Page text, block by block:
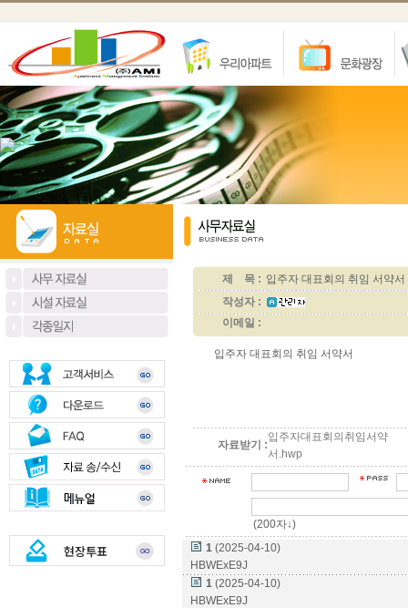
how_to_vote 현장투표 GO
제 목 : 입주자 대표회의 취임 서약서
작성자 :
이메일 :
입주자 대표회의 취임 서약서
자료받기 :
입주자대표회의취임서약
서.hwp
(200자↓)
1 (2025-04-10)
HBWExE9J
1 (2025-04-10)
HBWExE9J